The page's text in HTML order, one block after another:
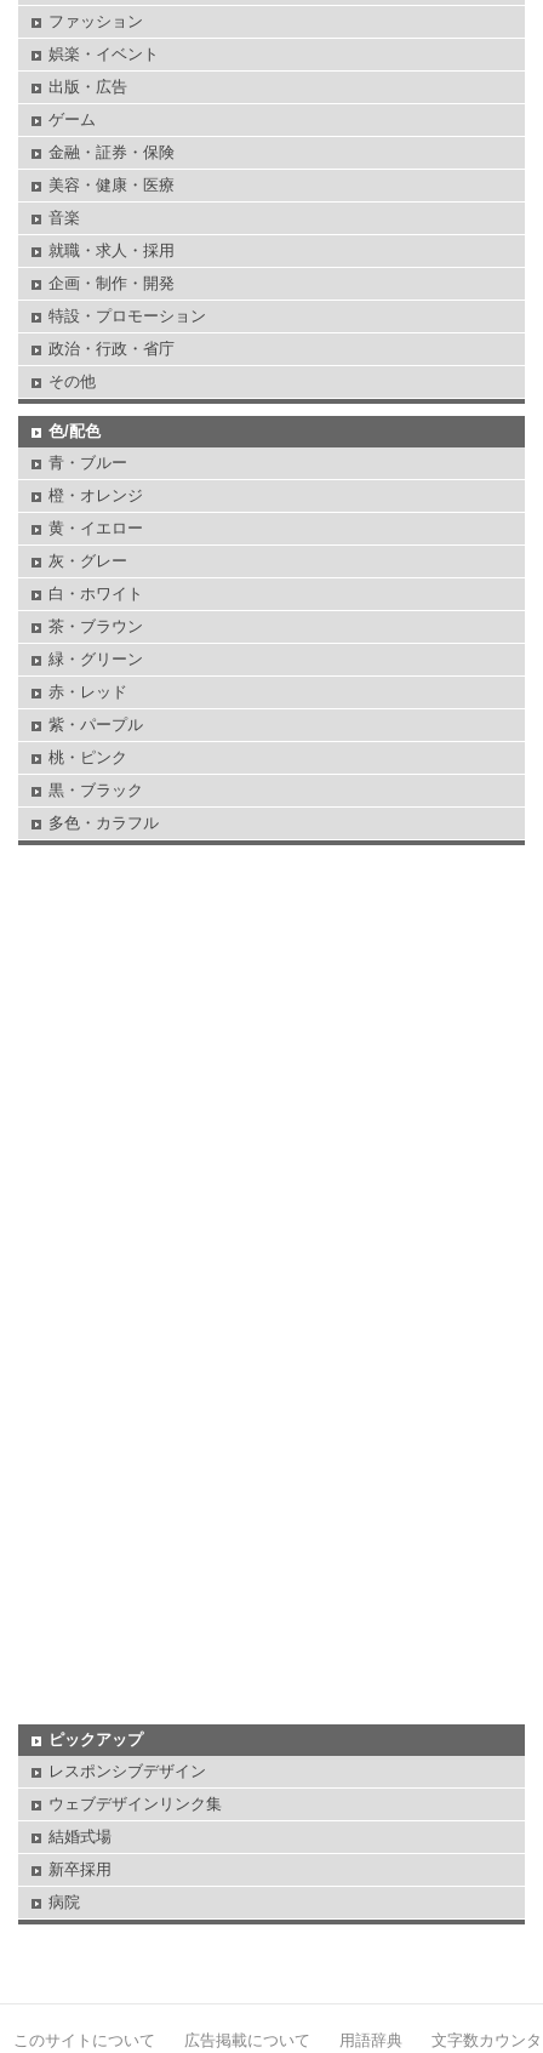
ファッション
娯楽・イベント
出版・広告
ゲーム
金融・証券・保険
美容・健康・医療
音楽
就職・求人・採用
企画・制作・開発
特設・プロモーション
政治・行政・省庁
その他
色/配色
青・ブルー
橙・オレンジ
黄・イエロー
灰・グレー
白・ホワイト
茶・ブラウン
緑・グリーン
赤・レッド
紫・パープル
桃・ピンク
黒・ブラック
多色・カラフル
ピックアップ
レスポンシブデザイン
ウェブデザインリンク集
結婚式場
新卒採用
病院
このサイトについて 広告掲載について 用語辞典 文字数カウンタ